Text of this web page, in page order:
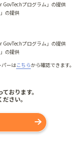
GovTechプログラム」の提供
の提供
GovTechプログラム」の提供
の提供
ーはこちらから確認できます。
おります。
さい。